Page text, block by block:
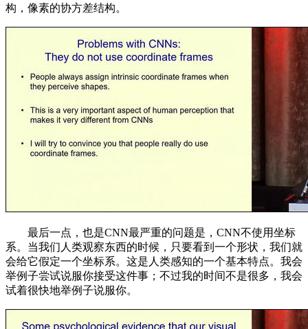
构，像素的协方差结构。
最后一点，也是CNN最严重的问题是，CNN不使用坐标
系。当我们人类观察东西的时候，只要看到一个形状，我们就
会给它假定一个坐标系。这是人类感知的一个基本特点。我会
举例子尝试说服你接受这件事；不过我的时间不是很多，我会
试着很快地举例子说服你。